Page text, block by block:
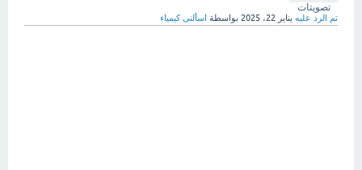
تصويتات
تم الرد عليه يناير 22، 2025 بواسطة اسألنى كيمياء